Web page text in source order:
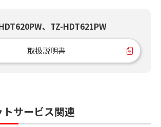
、TZ-HDT621PW
取扱説明書
サービス関連